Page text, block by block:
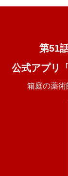
第51
公式アプリ
箱庭の薬